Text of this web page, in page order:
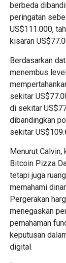
berbeda
peringatan
US$111.000,
kisaran
Berdasarkan
menembus
sekitar
di sekitar
dibandingkan
sekitar
Menurut
Bitcoin Pizza
tetapi juga
memahami
Pergerakan
menegaskan
pemahaman
keputusan
digital.